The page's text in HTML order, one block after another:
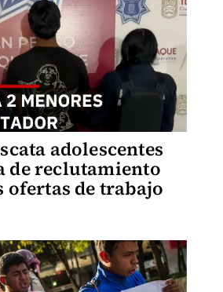
adolescentes
de reclutamiento
ofertas de trabajo